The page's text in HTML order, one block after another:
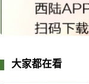
大家都在看